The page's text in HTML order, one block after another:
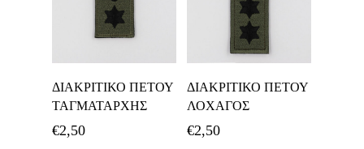
Καλάθι
ΔΙΑΚΡΙΤΙΚΟ ΠΕΤΟΥ
ΤΑΓΜΑΤΑΡΧΗΣ
€2,50
Καλάθι
ΔΙΑΚΡΙΤΙΚΟ ΠΕΤΟΥ
ΛΟΧΑΓΟΣ
€2,50